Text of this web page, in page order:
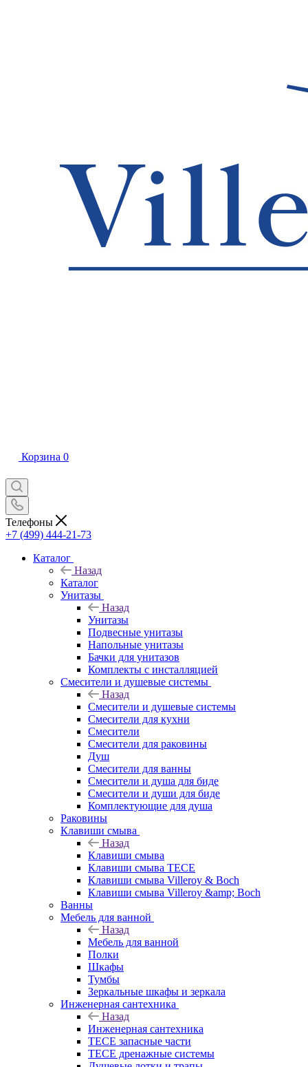
Корзина 0
Телефоны
+7 (499) 444-21-73
Каталог
Назад
Каталог
Унитазы
Назад
Унитазы
Подвесные унитазы
Напольные унитазы
Бачки для унитазов
Комплекты с инсталляцией
Смесители и душевые системы
Назад
Смесители и душевые системы
Смесители для кухни
Смесители
Смесители для раковины
Душ
Смесители для ванны
Смесители и душа для биде
Смесители и души для биде
Комплектующие для душа
Раковины
Клавиши смыва
Назад
Клавиши смыва
Клавиши смыва TECE
Клавиши смыва Villeroy & Boch
Клавиши смыва Villeroy &amp; Boch
Ванны
Мебель для ванной
Назад
Мебель для ванной
Полки
Шкафы
Тумбы
Зеркальные шкафы и зеркала
Инженерная сантехника
Назад
Инженерная сантехника
TECE запасные части
TECE дренажные системы